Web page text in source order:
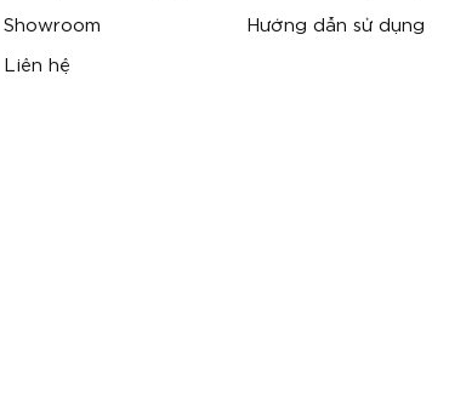
Showroom
Liên hệ
Hướng dẫn sử dụng